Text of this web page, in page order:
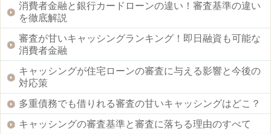
消費者金融と銀行カードローンの違い！審査基準の違い
を徹底解説
審査が甘いキャッシングランキング！即日融資も可能な
消費者金融
キャッシングが住宅ローンの審査に与える影響と今後の
対応策
多重債務でも借りれる審査の甘いキャッシングはどこ？
キャッシングの審査基準と審査に落ちる理由のすべて